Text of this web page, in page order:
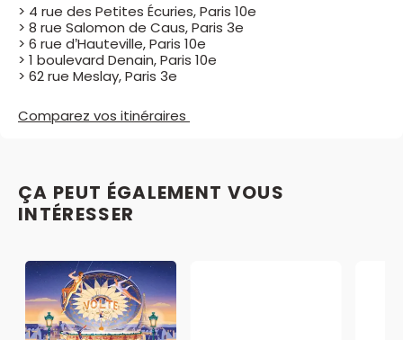
> 4 rue des Petites Écuries, Paris 10e
> 8 rue Salomon de Caus, Paris 3e
> 6 rue d’Hauteville, Paris 10e
> 1 boulevard Denain, Paris 10e
> 62 rue Meslay, Paris 3e
Comparez vos itinéraires
ÇA PEUT ÉGALEMENT VOUS
INTÉRESSER